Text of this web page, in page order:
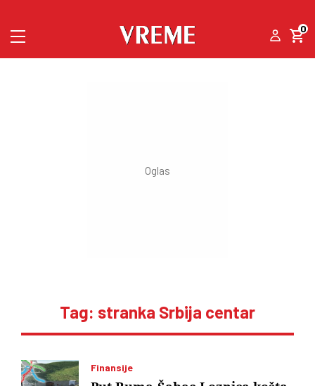
0
Tag: stranka Srbija centar
Finansije